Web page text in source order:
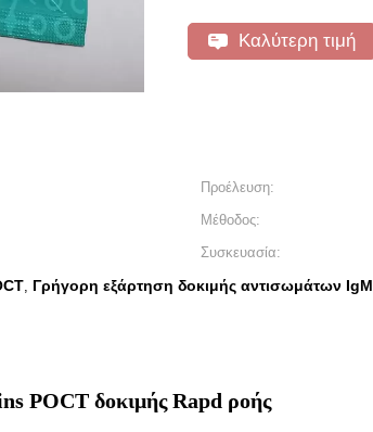
Καλύτερη τιμή
Προέλευση:
Μέθοδος:
Συσκευασία:
, Γρήγορη εξάρτηση δοκιμής αντισωμάτων IgM
POCT δοκιμής Rapd ροής